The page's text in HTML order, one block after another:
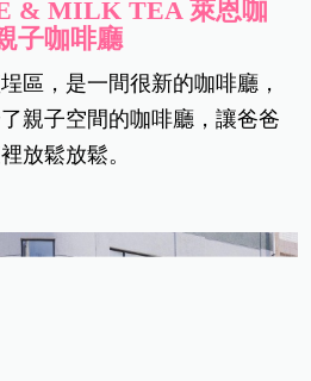
& MILK TEA 萊恩咖
子咖啡廳
區，是一間很新的咖啡廳，
親子空間的咖啡廳，讓爸爸
放鬆放鬆。